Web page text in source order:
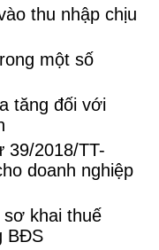
thu nhập chịu
một số
tăng đối với
39/2018/TT-
doanh nghiệp
sơ khai thuế
BĐS